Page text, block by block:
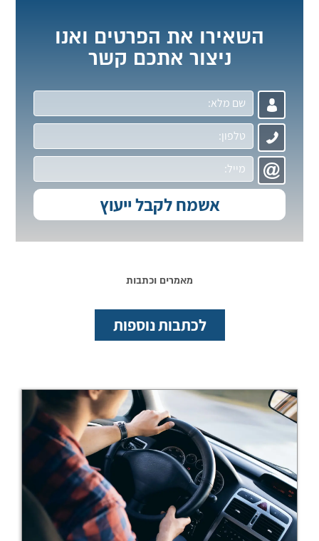
השאירו את הפרטים ואנו
ניצור אתכם קשר
מאמרים וכתבות
לכתבות נוספות